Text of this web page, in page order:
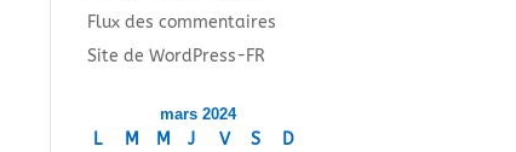
Flux des commentaires
Site de WordPress-FR
mars 2024
L M M J V S
D